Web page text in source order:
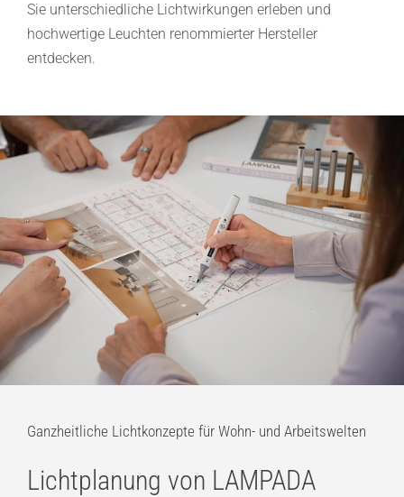
Sie unterschiedliche Lichtwirkungen erleben und
hochwertige Leuchten renommierter Hersteller
entdecken.
Ganzheitliche Lichtkonzepte für Wohn- und Arbeitswelten
Lichtplanung von LAMPADA